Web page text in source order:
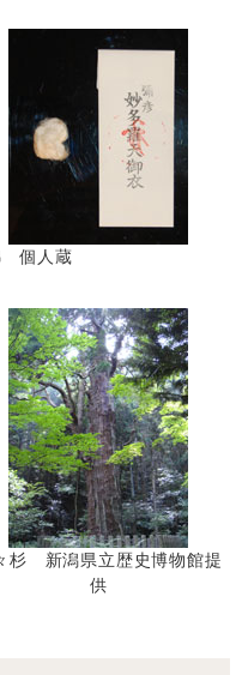
個人蔵
杉 新潟県立歴史博物館提
供